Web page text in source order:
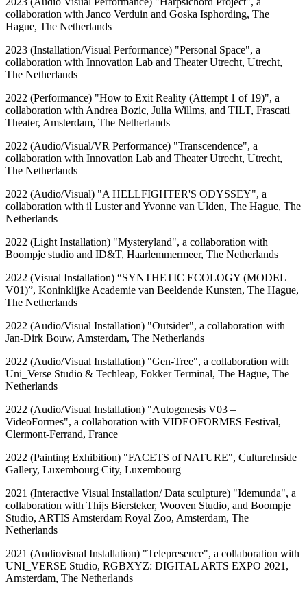
collaboration with Janco Verduin and Goska Isphording, The
Hague, The Netherlands
2023 (Installation/Visual Performance) "Personal Space", a
collaboration with Innovation Lab and Theater Utrecht, Utrecht,
The Netherlands
2022 (Performance) "How to Exit Reality (Attempt 1 of 19)", a
collaboration with Andrea Bozic, Julia Willms, and TILT, Frascati
Theater, Amsterdam, The Netherlands
2022 (Audio/Visual/VR Performance) "Transcendence", a
collaboration with Innovation Lab and Theater Utrecht, Utrecht,
The Netherlands
2022 (Audio/Visual) "A HELLFIGHTER'S ODYSSEY", a
collaboration with il Luster and Yvonne van Ulden, The Hague, The
Netherlands
2022 (Light Installation) "Mysteryland", a collaboration with
Boompje studio and ID&T, Haarlemmermeer, The Netherlands
2022 (Visual Installation) “SYNTHETIC ECOLOGY (MODEL
V01)”, Koninklijke Academie van Beeldende Kunsten, The Hague,
The Netherlands
2022 (Audio/Visual Installation) "Outsider", a collaboration with
Jan-Dirk Bouw, Amsterdam, The Netherlands
2022 (Audio/Visual Installation) "Gen-Tree", a collaboration with
Uni_Verse Studio & Techleap, Fokker Terminal, The Hague, The
Netherlands
2022 (Audio/Visual Installation) "Autogenesis V03 –
VideoFormes", a collaboration with VIDEOFORMES Festival,
Clermont-Ferrand, France
2022 (Painting Exhibition) "FACETS of NATURE", CultureInside
Gallery, Luxembourg City, Luxembourg
2021 (Interactive Visual Installation/ Data sculpture) "Idemunda", a
collaboration with Thijs Biersteker, Wooven Studio, and Boompje
Studio, ARTIS Amsterdam Royal Zoo, Amsterdam, The
Netherlands
2021 (Audiovisual Installation) "Telepresence", a collaboration with
UNI_VERSE Studio, RGBXYZ: DIGITAL ARTS EXPO 2021,
Amsterdam, The Netherlands